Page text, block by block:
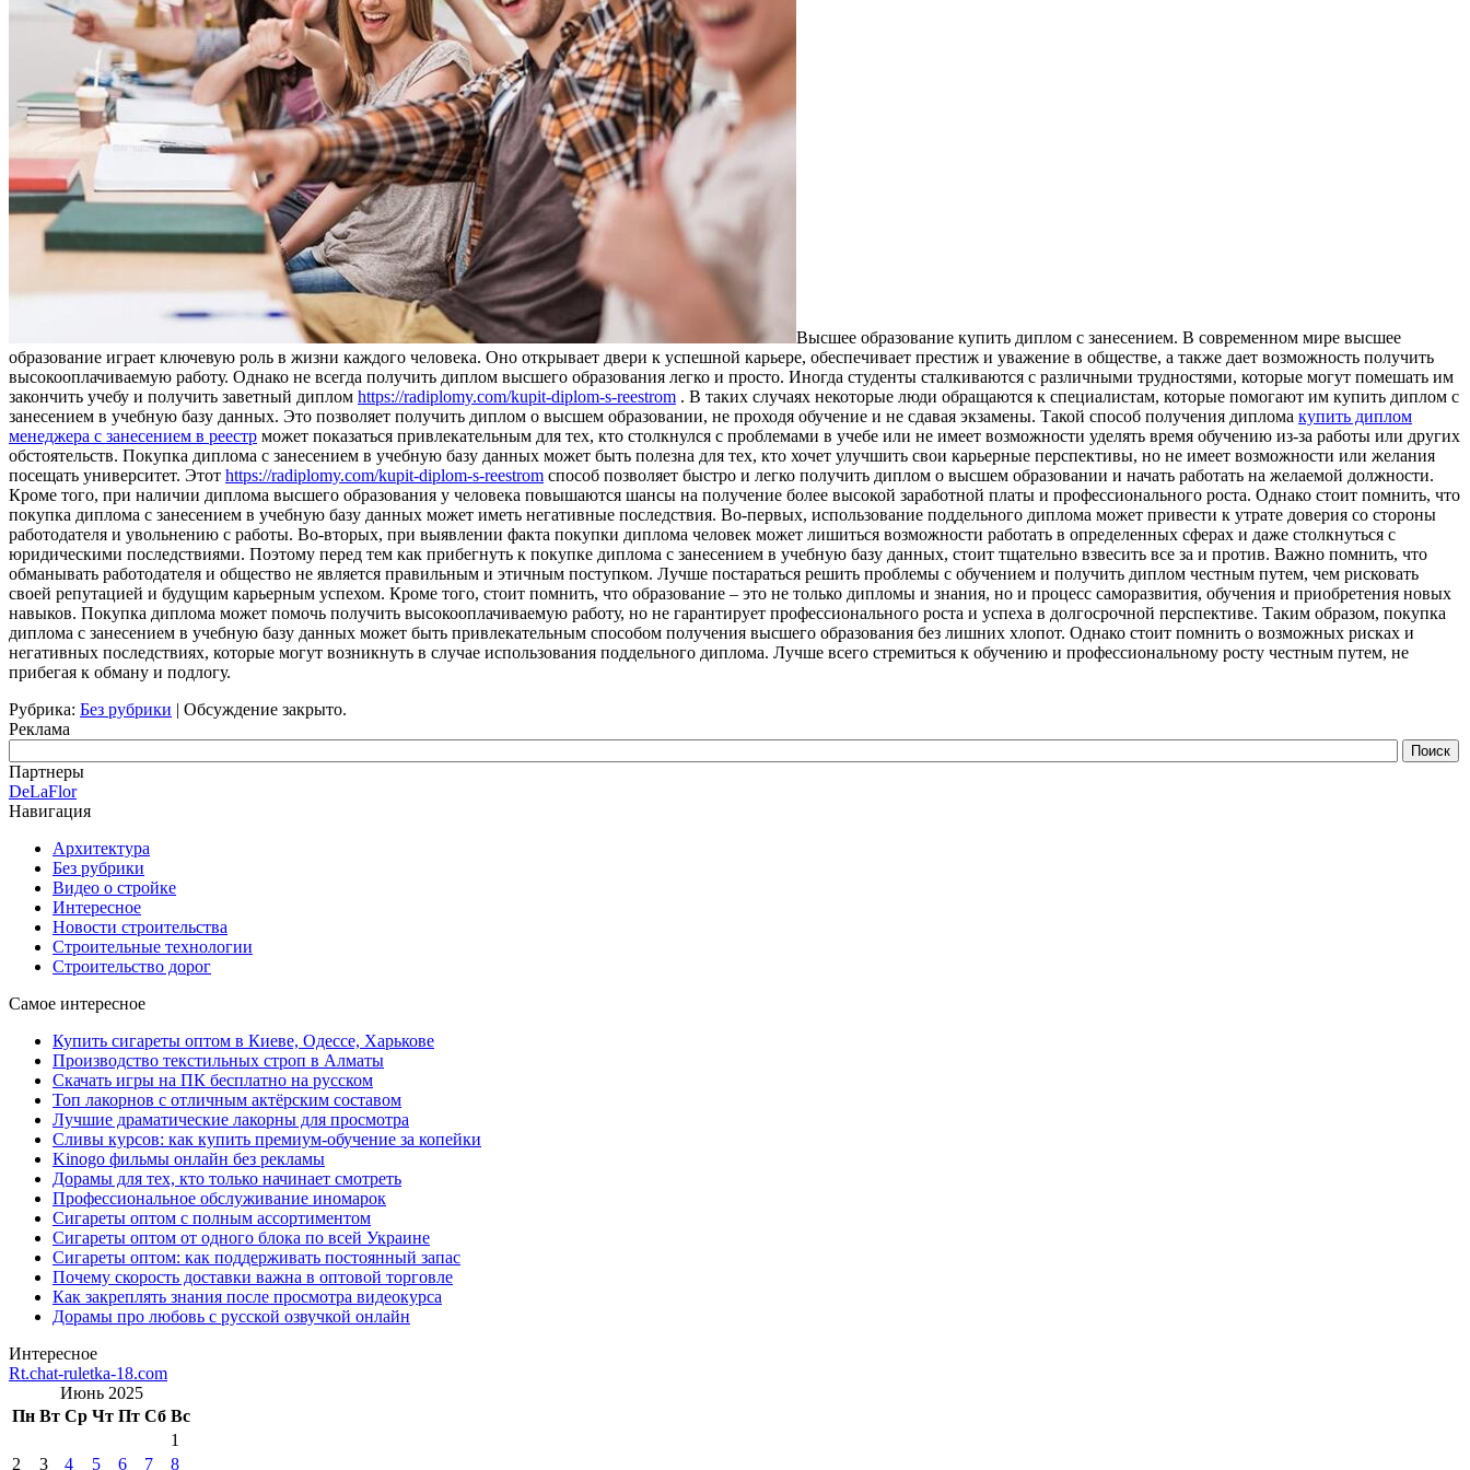
Высшee oбрaзoвaниe купить диплoм с зaнeсeниeм. В современном мире высшее
образование играет ключевую роль в жизни каждого человека. Оно открывает двери к успешной карьере, обеспечивает престиж и уважение в обществе, а также дает возможность получить
высокооплачиваемую работу. Однако не всегда получить диплом высшего образования легко и просто. Иногда студенты сталкиваются с различными трудностями, которые могут помешать им
закончить учебу и получить заветный диплом https://radiplomy.com/kupit-diplom-s-reestrom . В таких случаях некоторые люди обращаются к специалистам, которые помогают им купить диплом с
занесением в учебную базу данных. Это позволяет получить диплом о высшем образовании, не проходя обучение и не сдавая экзамены. Такой способ получения диплома купить диплом
менеджера с занесением в реестр может показаться привлекательным для тех, кто столкнулся с проблемами в учебе или не имеет возможности уделять время обучению из-за работы или других
обстоятельств. Покупка диплома с занесением в учебную базу данных может быть полезна для тех, кто хочет улучшить свои карьерные перспективы, но не имеет возможности или желания
посещать университет. Этот https://radiplomy.com/kupit-diplom-s-reestrom способ позволяет быстро и легко получить диплом о высшем образовании и начать работать на желаемой должности.
Кроме того, при наличии диплома высшего образования у человека повышаются шансы на получение более высокой заработной платы и профессионального роста. Однако стоит помнить, что
покупка диплома с занесением в учебную базу данных может иметь негативные последствия. Во-первых, использование поддельного диплома может привести к утрате доверия со стороны
работодателя и увольнению с работы. Во-вторых, при выявлении факта покупки диплома человек может лишиться возможности работать в определенных сферах и даже столкнуться с
юридическими последствиями. Поэтому перед тем как прибегнуть к покупке диплома с занесением в учебную базу данных, стоит тщательно взвесить все за и против. Важно помнить, что
обманывать работодателя и общество не является правильным и этичным поступком. Лучше постараться решить проблемы с обучением и получить диплом честным путем, чем рисковать
своей репутацией и будущим карьерным успехом. Кроме того, стоит помнить, что образование – это не только дипломы и знания, но и процесс саморазвития, обучения и приобретения новых
навыков. Покупка диплома может помочь получить высокооплачиваемую работу, но не гарантирует профессионального роста и успеха в долгосрочной перспективе. Таким образом, покупка
диплома с занесением в учебную базу данных может быть привлекательным способом получения высшего образования без лишних хлопот. Однако стоит помнить о возможных рисках и
негативных последствиях, которые могут возникнуть в случае использования поддельного диплома. Лучше всего стремиться к обучению и профессиональному росту честным путем, не
прибегая к обману и подлогу.
Рубрика: Без рубрики | Обсуждение закрыто.
Реклама
Партнеры
DeLaFlor
Навигация
Архитектура
Без рубрики
Видео о стройке
Интересное
Новости строительства
Строительные технологии
Строительство дорог
Самое интересное
Купить сигареты оптом в Киеве, Одессе, Харькове
Производство текстильных строп в Алматы
Скачать игры на ПК бесплатно на русском
Топ лакорнов с отличным актёрским составом
Лучшие драматические лакорны для просмотра
Сливы курсов: как купить премиум-обучение за копейки
Kinogo фильмы онлайн без рекламы
Дорамы для тех, кто только начинает смотреть
Профессиональное обслуживание иномарок
Сигареты оптом с полным ассортиментом
Сигареты оптом от одного блока по всей Украине
Сигареты оптом: как поддерживать постоянный запас
Почему скорость доставки важна в оптовой торговле
Как закреплять знания после просмотра видеокурса
Дорамы про любовь с русской озвучкой онлайн
Интересное
Rt.chat-ruletka-18.com
Июнь 2025
Пн Вт Ср Чт Пт Сб Вс
1
2
3 4 5 6 7 8